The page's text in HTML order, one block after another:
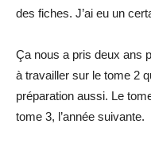
des fiches. J’ai eu un
Ça nous a pris deux ans
à travailler sur le tome 2
préparation aussi. Le
tome 3, l’année suivante.